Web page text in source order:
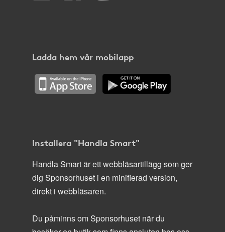
Ladda hem vår mobilapp
Installera "Handla Smart"
Handla Smart är ett webbläsartillägg som ger
dig Sponsorhuset i en minifierad version,
direkt i webbläsaren.
Du påminns om Sponsorhuset när du